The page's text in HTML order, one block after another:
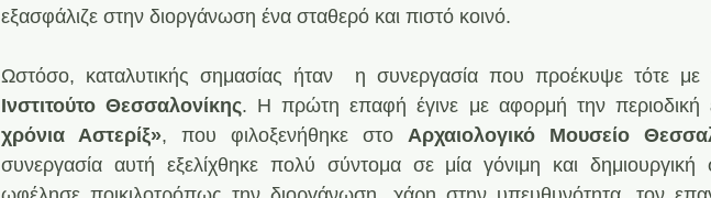
εξασφάλιζε στην διοργάνωση ένα σταθερό και πιστό κοινό.
Ωστόσο, καταλυτικής σημασίας ήταν  η συνεργασία που προέκυψε τότε με
Ινστιτούτο Θεσσαλονίκης. Η πρώτη επαφή έγινε με αφορμή την
χρόνια Αστερίξ», που φιλοξενήθηκε στο Αρχαιολογικό Μουσείο
συνεργασία αυτή εξελίχθηκε πολύ σύντομα σε μία γόνιμη και